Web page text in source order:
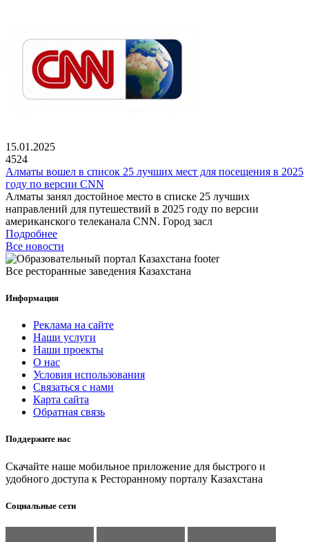
15.01.2025
4524
Алматы вошел в список 25 лучших мест для посещения в 2025
году по версии CNN
Алматы занял достойное место в списке 25 лучших
направлений для путешествий в 2025 году по версии
американского телеканала CNN. Город засл
Подробнее
Все новости
Все ресторанные заведения Казахстана
Информация
Реклама на сайте
Наши услуги
Наши проекты
О нас
Условия использования
Связаться с нами
Карта сайта
Обратная связь
Поддержите нас
Скачайте наше мобильное приложение для быстрого и
удобного доступа к Ресторанному порталу Казахстана
Социальные сети